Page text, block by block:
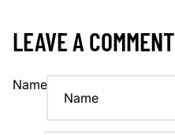
LEAVE A COMMENT
Name